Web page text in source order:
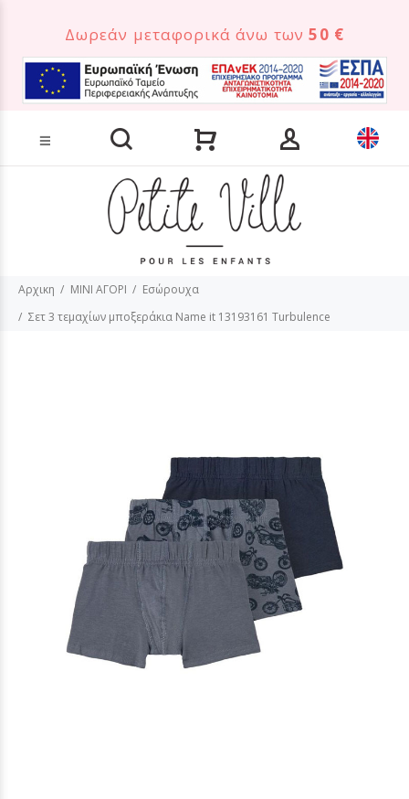
Δωρεάν μεταφορικά άνω των50 €
Αρχικη MINI ΑΓΟΡΙ
Εσώρουχα
Σετ 3 τεμαχίων μποξεράκια Name it 13193161 Turbulence